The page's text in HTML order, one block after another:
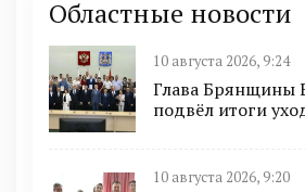
Областные новости
10 августа 2026, 9:24
Глава Брянщины
подвёл итоги
10 августа 2026, 9:20